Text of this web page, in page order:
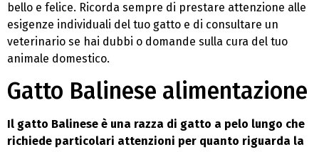
bello e felice. Ricorda sempre di prestare attenzione alle
esigenze individuali del tuo gatto e di consultare un
veterinario se hai dubbi o domande sulla cura del tuo
animale domestico.
Gatto Balinese alimentazione
Il gatto Balinese è una razza di gatto a pelo lungo che
richiede particolari attenzioni per quanto riguarda la